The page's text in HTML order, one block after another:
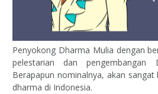
Penyokong Dharma Mulia dengan
pelestarian dan pengembangan
Berapapun nominalnya, akan
dharma di Indonesia.